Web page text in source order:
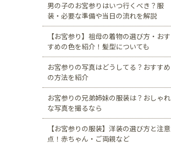
男の子のお宮参りはいつ行くべき？服
装・必要な準備や当日の流れを解説
【お宮参り】祖母の着物の選び方・おす
すめの色を紹介！髪型についても
お宮参りの写真はどうしてる？おすすめ
の方法を紹介
お宮参りの兄弟姉妹の服装は？おしゃれ
な写真を撮るなら
【お宮参りの服装】洋装の選び方と注意
点！赤ちゃん・ご両親など